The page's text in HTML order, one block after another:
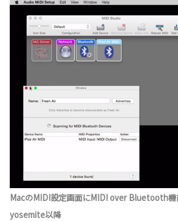
MacのMIDI設定画面にMIDI over Bluetooth機
yosemite以降